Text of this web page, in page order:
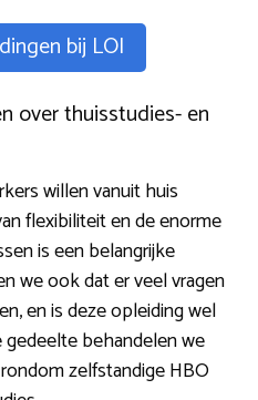
bij LOI
over thuisstudies- en
willen vanuit huis
flexibiliteit en de enorme
is een belangrijke
we ook dat er veel vragen
en is deze opleiding wel
behandelen we
zelfstandige HBO